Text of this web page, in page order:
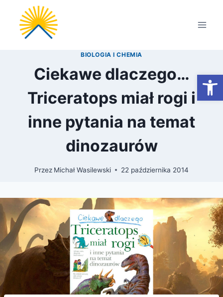
Przejdź
treści
BIOLOGIA I CHEMIA
Ciekawe dlaczego…
Triceratops miał rogi i
inne pytania na temat
dinozaurów
Przez Michał Wasilewski 22 października 2014